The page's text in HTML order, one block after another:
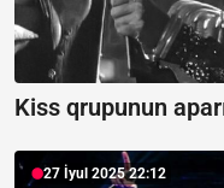
Kiss qrupunun
27 İyul 2025 22:12